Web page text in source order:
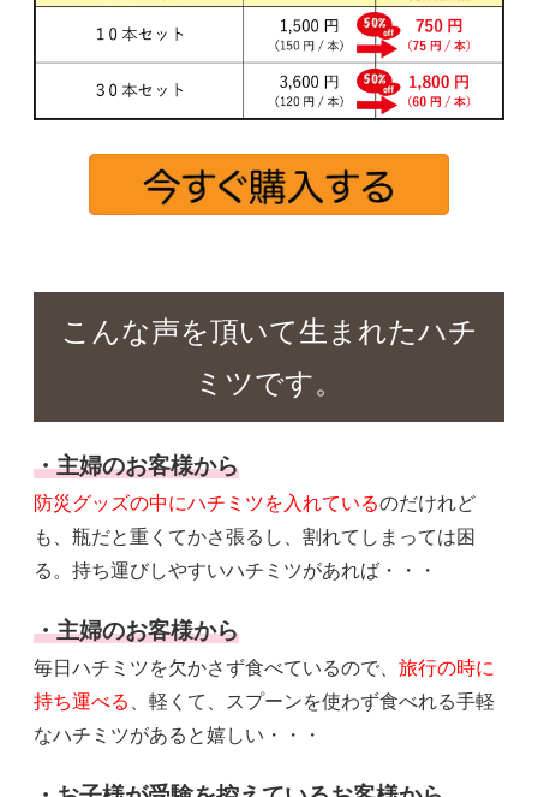
こんな声を頂いて生まれたハチ
ミツです。
・主婦のお客様から
防災グッズの中にハチミツを入れているのだけれど
も、瓶だと重くてかさ張るし、割れてしまっては困
る。持ち運びしやすいハチミツがあれば・・・
・主婦のお客様から
毎日ハチミツを欠かさず食べているので、 旅行の時に
持ち運べる 、軽くて、スプーンを使わず食べれる手軽
なハチミツがあると嬉しい・・・